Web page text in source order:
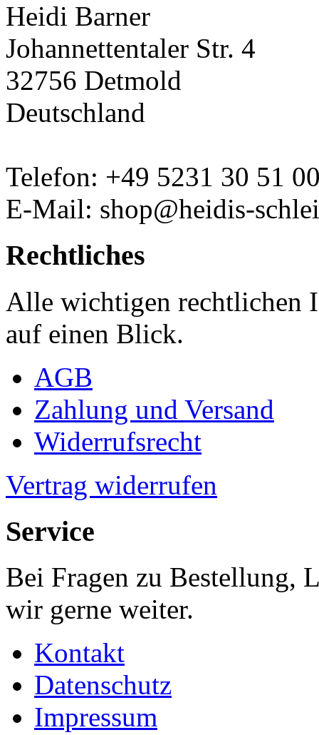
Heidi Barner
Johannettentaler Str. 4
32756 Detmold
Deutschland
Telefon: +49 5231 30 51
E-Mail: shop@heidis-
Rechtliches
Alle wichtigen rechtlichen
auf einen Blick.
AGB
Zahlung und Versand
Widerrufsrecht
Vertrag widerrufen
Service
Bei Fragen zu Bestellung,
wir gerne weiter.
Kontakt
Datenschutz
Impressum